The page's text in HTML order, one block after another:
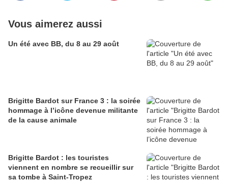
Vous aimerez aussi
Un été avec BB, du 8 au 29 août
Brigitte Bardot sur France 3 : la soirée
hommage à l’icône devenue militante
de la cause animale
Brigitte Bardot : les touristes
viennent en nombre se recueillir sur
sa tombe à Saint-Tropez